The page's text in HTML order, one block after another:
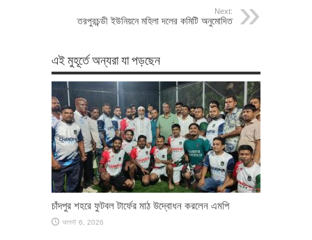
Next:
তরপুরচন্ডী ইউনিয়নে মহিলা দলের কমিটি অনুমোদিত
এই মুহূর্তে অন্যরা যা পড়ছেন
চাঁদপুর শহরে ফুটবল টার্ফের মাঠ উদ্বোধন করলেন এমপি
আগস্ট 6, 2026